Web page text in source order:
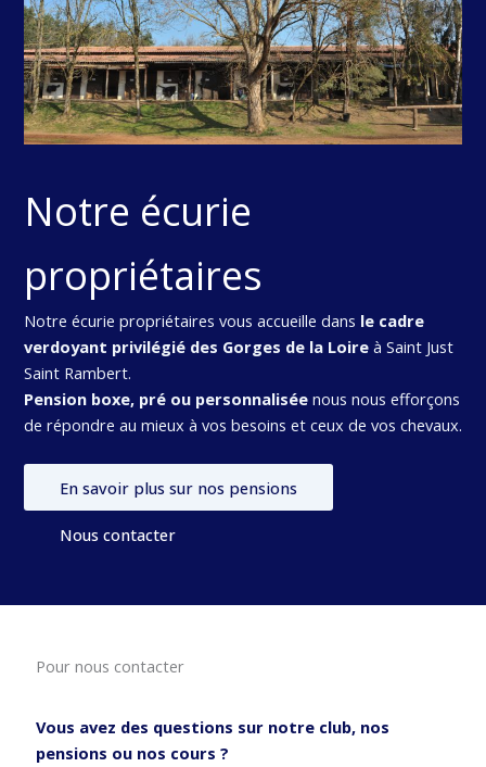
Notre écurie
propriétaires
Notre écurie propriétaires vous accueille dans le cadre
verdoyant privilégié des Gorges de la Loireà Saint Just
Saint Rambert.
Pension boxe, pré ou personnaliséenous nous efforçons
de répondre au mieux à vos besoins et ceux de vos chevaux.
En savoir plus sur nos pensions
Nous contacter
Pour nous contacter
Vous avez des questions sur notre club, nos
pensions ou nos cours ?